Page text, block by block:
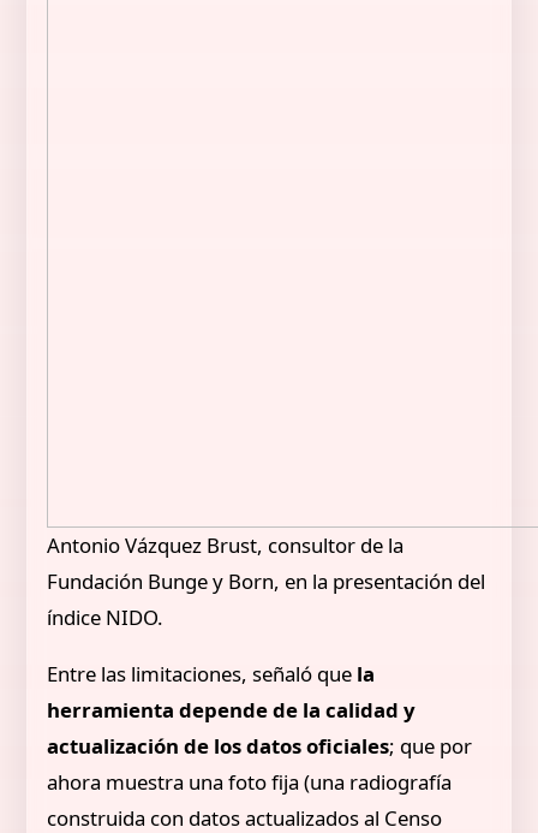
Antonio Vázquez Brust, consultor de la
Fundación Bunge y Born, en la presentación del
índice NIDO.
Entre las limitaciones, señaló que la
herramienta depende de la calidad y
actualización de los datos oficiales; que por
ahora muestra una foto fija (una radiografía
construida con datos actualizados al Censo